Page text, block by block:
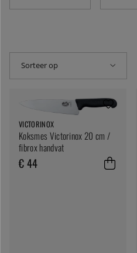
Sorteer op
VICTORINOX
Koksmes Victorinox 20 cm /
fibrox handvat
€ 44